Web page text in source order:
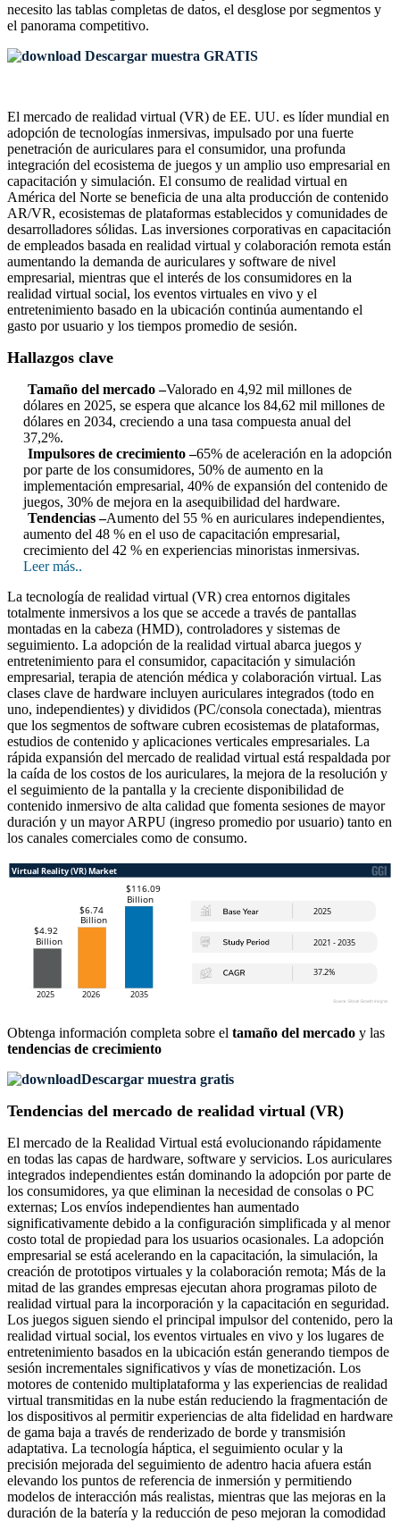
necesito las tablas completas de datos, el desglose por segmentos y
el panorama competitivo.
Descargar muestra GRATIS
El mercado de realidad virtual (VR) de EE. UU. es líder mundial en
adopción de tecnologías inmersivas, impulsado por una fuerte
penetración de auriculares para el consumidor, una profunda
integración del ecosistema de juegos y un amplio uso empresarial en
capacitación y simulación. El consumo de realidad virtual en
América del Norte se beneficia de una alta producción de contenido
AR/VR, ecosistemas de plataformas establecidos y comunidades de
desarrolladores sólidas. Las inversiones corporativas en capacitación
de empleados basada en realidad virtual y colaboración remota están
aumentando la demanda de auriculares y software de nivel
empresarial, mientras que el interés de los consumidores en la
realidad virtual social, los eventos virtuales en vivo y el
entretenimiento basado en la ubicación continúa aumentando el
gasto por usuario y los tiempos promedio de sesión.
Hallazgos clave
Tamaño del mercado –Valorado en 4,92 mil millones de
dólares en 2025, se espera que alcance los 84,62 mil millones de
dólares en 2034, creciendo a una tasa compuesta anual del
37,2%.
Impulsores de crecimiento –65% de aceleración en la adopción
por parte de los consumidores, 50% de aumento en la
implementación empresarial, 40% de expansión del contenido de
juegos, 30% de mejora en la asequibilidad del hardware.
Tendencias –Aumento del 55 % en auriculares independientes,
aumento del 48 % en el uso de capacitación empresarial,
crecimiento del 42 % en experiencias minoristas inmersivas.
Leer más..
La tecnología de realidad virtual (VR) crea entornos digitales
totalmente inmersivos a los que se accede a través de pantallas
montadas en la cabeza (HMD), controladores y sistemas de
seguimiento. La adopción de la realidad virtual abarca juegos y
entretenimiento para el consumidor, capacitación y simulación
empresarial, terapia de atención médica y colaboración virtual. Las
clases clave de hardware incluyen auriculares integrados (todo en
uno, independientes) y divididos (PC/consola conectada), mientras
que los segmentos de software cubren ecosistemas de plataformas,
estudios de contenido y aplicaciones verticales empresariales. La
rápida expansión del mercado de realidad virtual está respaldada por
la caída de los costos de los auriculares, la mejora de la resolución y
el seguimiento de la pantalla y la creciente disponibilidad de
contenido inmersivo de alta calidad que fomenta sesiones de mayor
duración y un mayor ARPU (ingreso promedio por usuario) tanto en
los canales comerciales como de consumo.
Obtenga información completa sobre el tamaño del mercado y las
tendencias de crecimiento
Descargar muestra gratis
Tendencias del mercado de realidad virtual (VR)
El mercado de la Realidad Virtual está evolucionando rápidamente
en todas las capas de hardware, software y servicios. Los auriculares
integrados independientes están dominando la adopción por parte de
los consumidores, ya que eliminan la necesidad de consolas o PC
externas; Los envíos independientes han aumentado
significativamente debido a la configuración simplificada y al menor
costo total de propiedad para los usuarios ocasionales. La adopción
empresarial se está acelerando en la capacitación, la simulación, la
creación de prototipos virtuales y la colaboración remota; Más de la
mitad de las grandes empresas ejecutan ahora programas piloto de
realidad virtual para la incorporación y la capacitación en seguridad.
Los juegos siguen siendo el principal impulsor del contenido, pero la
realidad virtual social, los eventos virtuales en vivo y los lugares de
entretenimiento basados ​​en la ubicación están generando tiempos de
sesión incrementales significativos y vías de monetización. Los
motores de contenido multiplataforma y las experiencias de realidad
virtual transmitidas en la nube están reduciendo la fragmentación de
los dispositivos al permitir experiencias de alta fidelidad en hardware
de gama baja a través de renderizado de borde y transmisión
adaptativa. La tecnología háptica, el seguimiento ocular y la
precisión mejorada del seguimiento de adentro hacia afuera están
elevando los puntos de referencia de inmersión y permitiendo
modelos de interacción más realistas, mientras que las mejoras en la
duración de la batería y la reducción de peso mejoran la comodidad